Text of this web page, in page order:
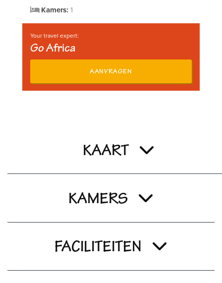
Kamers: 1
Your travel expert:
Go Africa
AANVRAGEN
KAART
KAMERS
FACILITEITEN